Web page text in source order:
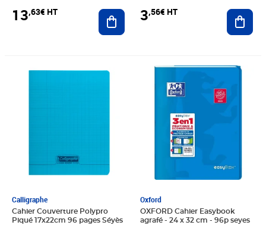
13,63€ HT Ajouter au panier
3,56€ HT
Calligraphe
Cahier Couverture Polypro
Piqué 17x22cm 96 pages Séyès
Prix 1,19€ HT
Oxford
OXFORD Cahier Easybook
agrafé - 24 x 32 cm - 96p seyes
Prix 6,74€ HT